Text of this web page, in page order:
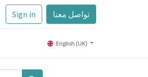
Sign in تواصل معنا
English (UK)